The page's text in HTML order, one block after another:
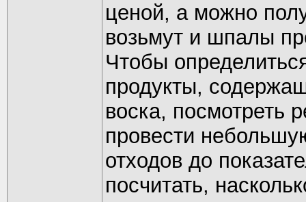
ценой, а можно
возьмут и шпалы
Чтобы
продукты,
воска, посмотреть
провести
отходов до
посчитать,